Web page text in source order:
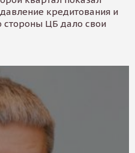
кредитования и
стороны ЦБ дало свои